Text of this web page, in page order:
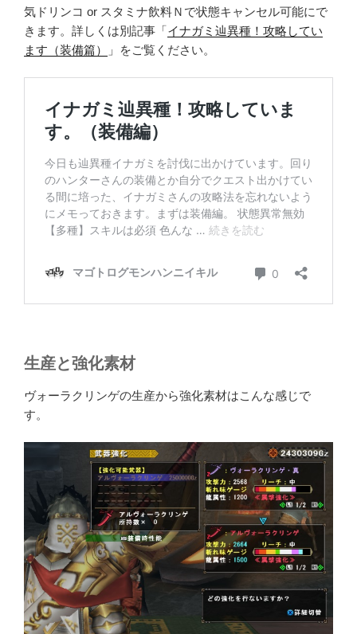
気ドリンコ or スタミナ飲料Ｎで状態キャンセル可能にで
きます。詳しくは別記事「イナガミ辿異種！攻略してい
ます（装備篇）
」をご覧ください。
生産と強化素材
ヴォーラクリンゲの生産から強化素材はこんな感じで
す。